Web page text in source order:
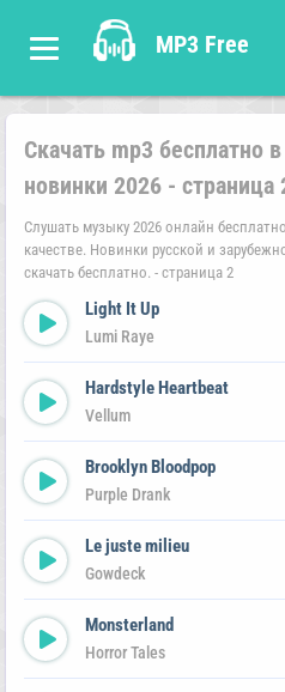
MP3 Free
Скачать mp3 бесплатно
новинки 2026 - страница
Слушать музыку 2026 онлайн
качестве. Новинки русской и
скачать бесплатно. - страница 2
Light It Up
Lumi Raye
Hardstyle Heartbeat
Vellum
Brooklyn Bloodpop
Purple Drank
Le juste milieu
Gowdeck
Monsterland
Horror Tales